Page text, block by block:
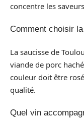
concentre les
Comment choisir
La saucisse de
viande de porc
couleur doit être
qualité.
Quel vin